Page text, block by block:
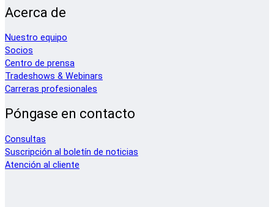
Acerca de
Nuestro equipo
Socios
Centro de prensa
Tradeshows & Webinars
Carreras profesionales
Póngase en contacto
Consultas
Suscripción al boletín de noticias
Atención al cliente